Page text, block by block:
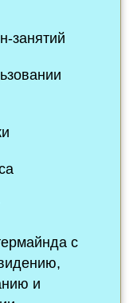
занятий
с
и